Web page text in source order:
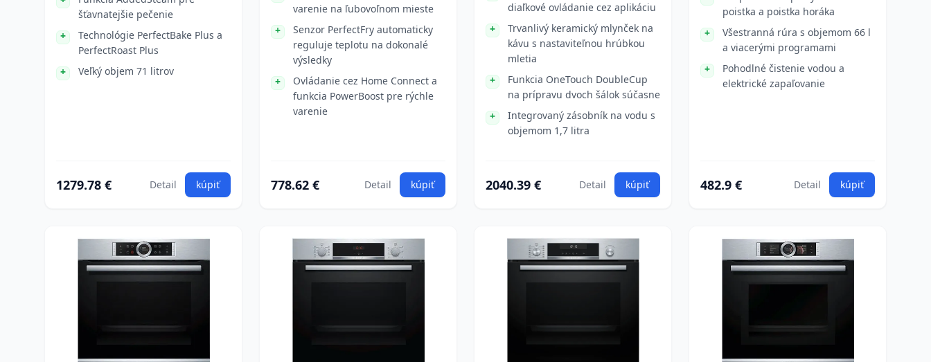
šťavnatejšie pečenie
Technológie PerfectBake Plus a
PerfectRoast Plus
Veľký objem 71 litrov
1279.78 € Detail kúpiť
varenie na ľubovoľnom mieste
Senzor PerfectFry automaticky
reguluje teplotu na dokonalé
výsledky
Ovládanie cez Home Connect a
funkcia PowerBoost pre rýchle
varenie
778.62 € Detail kúpiť
diaľkové ovládanie cez aplikáciu
Trvanlivý keramický mlynček na
kávu s nastaviteľnou hrúbkou
mletia
Funkcia OneTouch DoubleCup
na prípravu dvoch šálok súčasne
Integrovaný zásobník na vodu s
objemom 1,7 litra
2040.39 € Detail kúpiť
poistka a poistka horáka
Všestranná rúra s objemom 66 l
a viacerými programami
Pohodlné čistenie vodou a
elektrické zapaľovanie
482.9 € Detail kúpiť